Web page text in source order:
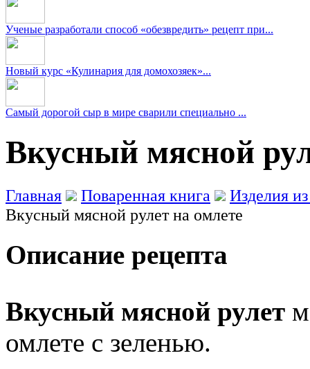
Ученые разработали способ «обезвредить» рецепт при...
Новый курс «Кулинария для домохозяек»...
Самый дорогой сыр в мире сварили специально ...
Вкусный мясной
Главная Поваренная книга
Изделия
Вкусный мясной рулет на омлете
Описание рецепта
Вкусный мясной рулет
омлете с зеленью.